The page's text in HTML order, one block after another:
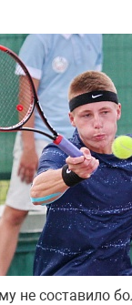
не составило